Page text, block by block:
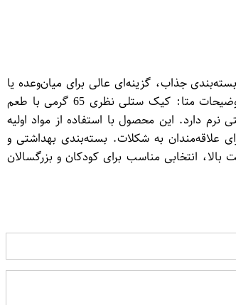
جذاب، گزینه‌ای عالی برای میان‌وعده یا
پذیرایی است. در ادامه، محتوایی طبق اصول سئو برای این محصول ارائه می‌شود: عنوان: کیک ستلی نظری 65 گرمی؛ انتخابی خوشمزه برای هر لحظه توضیحات متا: کیک ستلی نظری 65 گرمی با طعم
که طعمی بی‌نظیر و بافتی نرم دارد. این محصول با استفاده از مواد اولیه
برای علاقه‌مندان به شکلات. بسته‌بندی بهداشتی و
انتخابی مناسب برای کودکان و بزرگسالان